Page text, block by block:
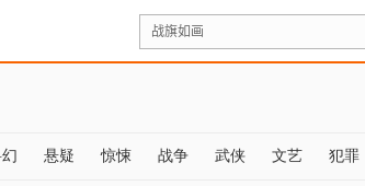
悬疑 惊悚 战争 武侠 文艺 犯罪